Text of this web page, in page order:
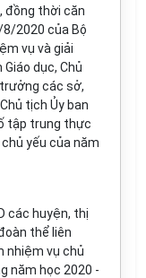
đồng thời căn
2020 của Bộ
vụ và giải
dục, Chủ
các sở,
tịch Ủy ban
tập trung thực
yếu của năm
các huyện, thị
thể liên
nhiệm vụ chủ
năm học 2020 -